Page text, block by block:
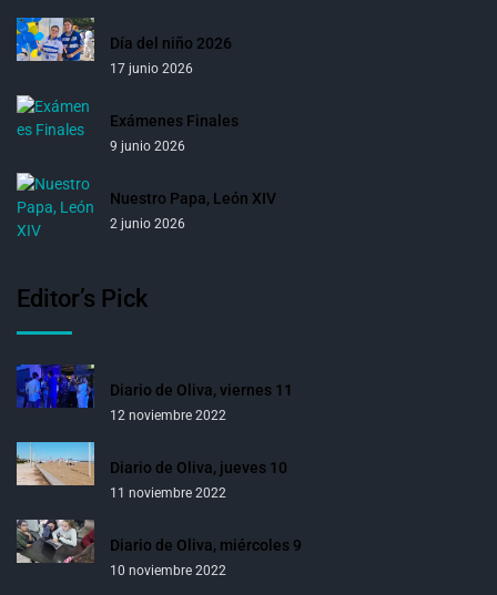
Día del niño 2026
17 junio 2026
Exámenes Finales
9 junio 2026
Nuestro Papa, León XIV
2 junio 2026
Editor’s Pick
Diario de Oliva, viernes 11
12 noviembre 2022
Diario de Oliva, jueves 10
11 noviembre 2022
Diario de Oliva, miércoles 9
10 noviembre 2022